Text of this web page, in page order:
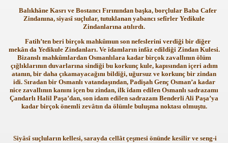
Balıkhâne Kasrı ve Bostancı Fırınından başka, borçlular Baba Cafer
Zindanına, siyasî suçlular, tutuklanan yabancı sefîrler Yedikule
Zindanlarına atılırdı.
Fatih’ten beri birçok mahkûmun son nefeslerini verdiği bir diğer
mekân da Yedikule Zindanları. Ve îdamların infâz edildiği Zindan Kulesi.
Bizanslı mahkûmlardan Osmanlılara kadar birçok zavallının ölüm
çığlıklarının duvarlarına sindiği bu korkunç kule, kapısından içeri adım
atanın, bir daha çıkamayacağını bildiği, uğursuz ve korkunç bir zindan
idi. Sıradan bir Osmanlı vatandaşından, Padişah Genç Osman’a kadar
nice zavallının kanını içen bu zindan, ilk îdam edilen Osmanlı sadrazamı
Çandarlı Halil Paşa’dan, son idam edilen sadrazam Benderli Ali Paşa’ya
kadar birçok önemli zevâtın da ölümle buluşma noktası olmuştu.
Siyâsî suçluların kellesi, sarayda cellât çeşmesi önünde kesilir ve seng-i